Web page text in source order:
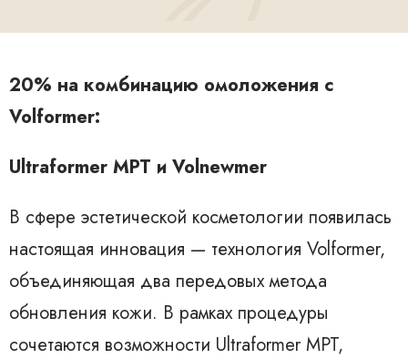
20% на комбинацию омоложения с
Volformer:
Ultraformer MPT и Volnewmer
В сфере эстетической косметологии появилась
настоящая инновация — технология Volformer,
объединяющая два передовых метода
обновления кожи. В рамках процедуры
сочетаются возможности Ultraformer MPT,